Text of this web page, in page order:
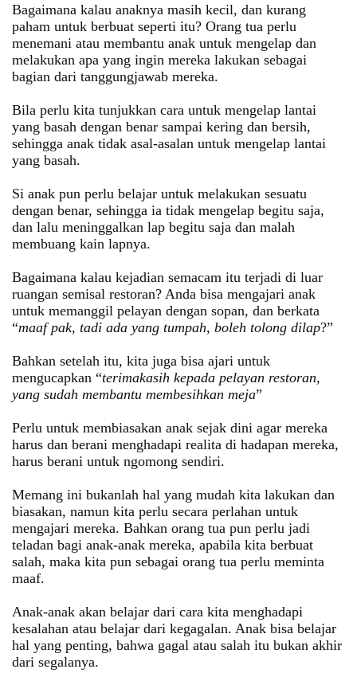
Bagaimana kalau anaknya masih kecil, dan kurang
paham untuk berbuat seperti itu? Orang tua perlu
menemani atau membantu anak untuk mengelap dan
melakukan apa yang ingin mereka lakukan sebagai
bagian dari tanggungjawab mereka.
Bila perlu kita tunjukkan cara untuk mengelap lantai
yang basah dengan benar sampai kering dan bersih,
sehingga anak tidak asal-asalan untuk mengelap lantai
yang basah.
Si anak pun perlu belajar untuk melakukan sesuatu
dengan benar, sehingga ia tidak mengelap begitu saja,
dan lalu meninggalkan lap begitu saja dan malah
membuang kain lapnya.
Bagaimana kalau kejadian semacam itu terjadi di luar
ruangan semisal restoran? Anda bisa mengajari anak
untuk memanggil pelayan dengan sopan, dan berkata
“maaf pak, tadi ada yang tumpah, boleh tolong dilap?”
Bahkan setelah itu, kita juga bisa ajari untuk
mengucapkan “terimakasih kepada pelayan restoran,
yang sudah membantu membesihkan meja”
Perlu untuk membiasakan anak sejak dini agar mereka
harus dan berani menghadapi realita di hadapan mereka,
harus berani untuk ngomong sendiri.
Memang ini bukanlah hal yang mudah kita lakukan dan
biasakan, namun kita perlu secara perlahan untuk
mengajari mereka. Bahkan orang tua pun perlu jadi
teladan bagi anak-anak mereka, apabila kita berbuat
salah, maka kita pun sebagai orang tua perlu meminta
maaf.
Anak-anak akan belajar dari cara kita menghadapi
kesalahan atau belajar dari kegagalan. Anak bisa belajar
hal yang penting, bahwa gagal atau salah itu bukan akhir
dari segalanya.